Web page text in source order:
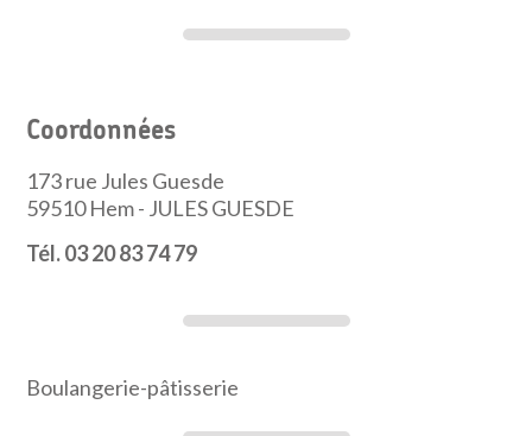
Coordonnées
173 rue Jules Guesde
59510 Hem - JULES GUESDE
Tél. 03 20 83 74 79
Boulangerie-pâtisserie